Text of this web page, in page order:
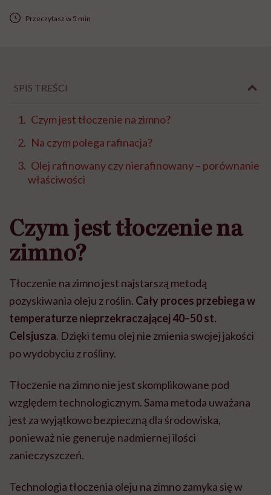
Przeczytasz w 5 min
SPIS TREŚCI
Czym jest tłoczenie na zimno?
Na czym polega rafinacja?
Olej rafinowany czy nierafinowany – porównanie
właściwości
Czym jest tłoczenie na
zimno?
Tłoczenie na zimno jest najstarszą metodą
pozyskiwania oleju z roślin. Cały proces przebiega w
temperaturze nieprzekraczającej 40–50 st.
Celsjusza. Dzięki temu olej nie zmienia swojej jakości
po wydobyciu z rośliny.
Tłoczenie na zimno nie jest skomplikowane pod
względem technologicznym. Sama metoda uważana
jest za wyjątkowo bezpieczną dla środowiska,
ponieważ nie generuje nadmiernej ilości
zanieczyszczeń.
Technologia tłoczenia oleju na zimno zamyka się w